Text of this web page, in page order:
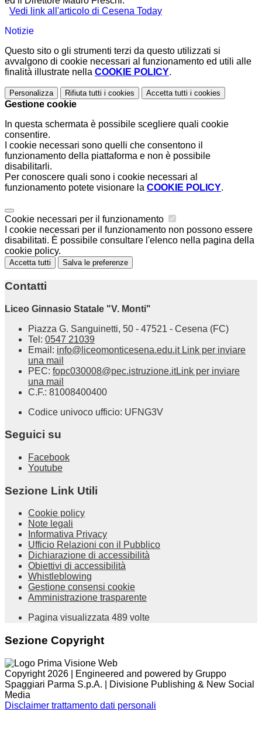
Vedi link all'articolo di Cesena Today
Notizie
Questo sito o gli strumenti terzi da questo utilizzati si
avvalgono di cookie necessari al funzionamento ed utili alle
finalità illustrate nella COOKIE POLICY.
Personalizza Rifiuta tutti i cookies Accetta tutti i cookies
Gestione cookie
In questa schermata è possibile scegliere quali cookie
consentire.
I cookie necessari sono quelli che consentono il
funzionamento della piattaforma e non è possibile
disabilitarli.
Per conoscere quali sono i cookie necessari al
funzionamento potete visionare la COOKIE POLICY.
Cookie necessari per il funzionamento
I cookie necessari per il funzionamento non possono essere
disabilitati. È possibile consultare l'elenco nella pagina della
cookie policy.
Accetta tutti Salva le preferenze
Contatti
Liceo Ginnasio Statale "V. Monti"
Piazza G. Sanguinetti, 50 - 47521 - Cesena (FC)
Tel: 0547 21039
Email: info@liceomonticesena.edu.it Link per inviare
una mail
PEC: fopc030008@pec.istruzione.itLink per inviare
una mail
C.F.: 81008400400
Codice univoco ufficio: UFNG3V
Seguici su
Facebook
Youtube
Sezione Link Utili
Cookie policy
Note legali
Informativa Privacy
Ufficio Relazioni con il Pubblico
Dichiarazione di accessibilità
Obiettivi di accessibilità
Whistleblowing
Gestione consensi cookie
Amministrazione trasparente
Pagina visualizzata 489 volte
Sezione Copyright
Copyright 2026 | Engineered and powered by Gruppo
Spaggiari Parma S.p.A. | Divisione Publishing & New Social
Media
Disclaimer trattamento dati personali